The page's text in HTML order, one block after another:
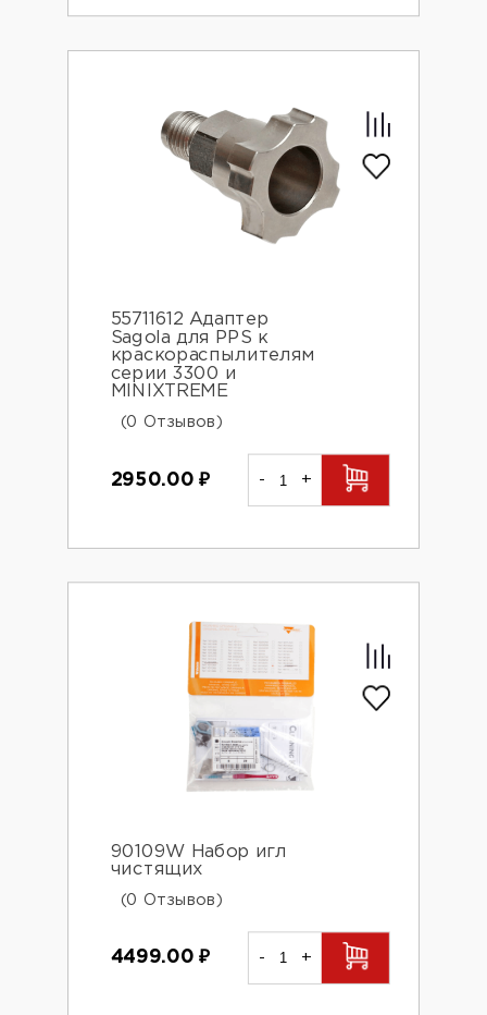
55711612 Адаптер
Sagola для PPS к
краскораспылителям
серии 3300 и
MINIXTREME
(0 Отзывов)
2950.00₽ - +
90109W Набор игл
чистящих
(0 Отзывов)
4499.00₽ - +